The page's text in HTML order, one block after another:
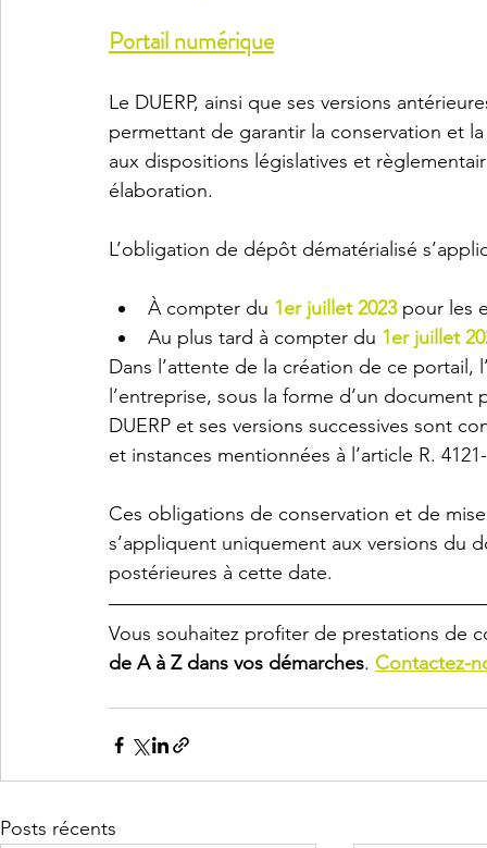
Portail numérique
Le DUERP, ainsi que ses versions
permettant de garantir la conservation et
aux dispositions législatives et
élaboration.
L’obligation de dépôt dématérialisé
À compter du 1er juillet 2023 pour les
Au plus tard à compter du 1er juillet
Dans l’attente de la création de ce portail,
l’entreprise, sous la forme d’un
DUERP et ses versions successives sont
et instances mentionnées à l’article R.
Ces obligations de conservation et de
s’appliquent uniquement aux versions du
postérieures à cette date.
Vous souhaitez profiter de prestations de
de A à Z dans vos démarches. Contactez-
Posts récents